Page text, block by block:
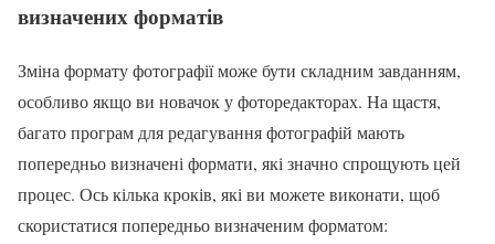
визначених форматів
Зміна формату фотографії може бути складним завданням,
особливо якщо ви новачок у фоторедакторах. На щастя,
багато програм для редагування фотографій мають
попередньо визначені формати, які значно спрощують цей
процес. Ось кілька кроків, які ви можете виконати, щоб
скористатися попередньо визначеним форматом: